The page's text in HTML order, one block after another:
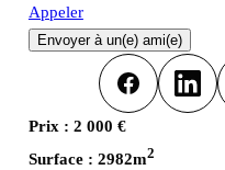
Appeler
Envoyer à un(e) ami(e)
Facebook
Prix : 2 000 €
Surface : 2982m2